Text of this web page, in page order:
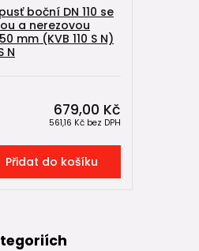
boční DN 110 se
a nerezovou
mm (KVB 110 S N)
N
679,00 Kč
561,16 Kč bez DPH
Přidat do košíku